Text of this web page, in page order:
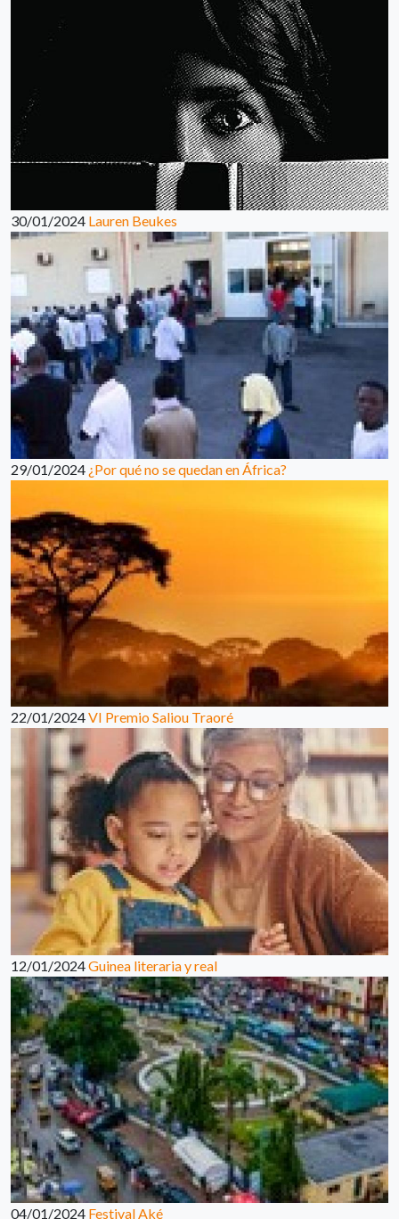
30/01/2024 Lauren Beukes
29/01/2024 ¿Por qué no se quedan en África?
22/01/2024VI Premio Saliou Traoré
12/01/2024Guinea literaria y real
04/01/2024 Festival Aké